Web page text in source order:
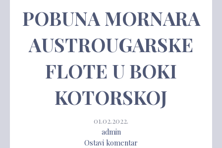
POBUNA MORNARA
AUSTROUGARSKE
FLOTE U BOKI
KOTORSKOJ
01.02.2022.
admin
Ostavi komentar